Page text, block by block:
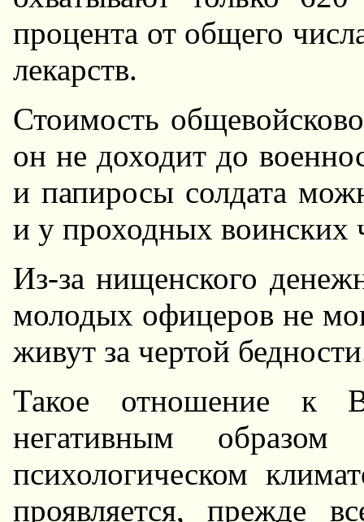
процента от общего
лекарств.
Стоимость
он не доходит до
и папиросы солдата
и у проходных воинских
Из-за нищенского
молодых офицеров не
живут за чертой
Такое отношение к
негативным
психологическом
проявляется, прежде